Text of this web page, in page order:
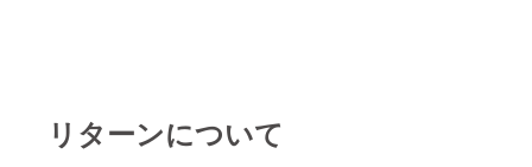
リターンについて